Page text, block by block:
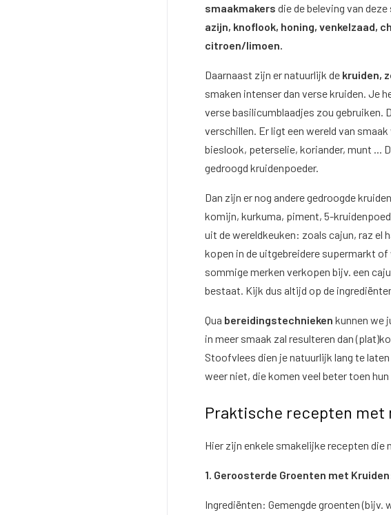
smaakmakers die de beleving van
azijn, knoflook, honing, venkelzaad,
citroen/limoen.
Daarnaast zijn er natuurlijk de kruiden,
smaken intenser dan verse kruiden. Je
verse basilicumblaadjes zou gebruiken.
verschillen. Er ligt een wereld van
bieslook, peterselie, koriander, munt ...
gedroogd kruidenpoeder.
Dan zijn er nog andere gedroogde
komijn, kurkuma, piment, 5-
uit de wereldkeuken: zoals cajun, raz el
kopen in de uitgebreidere supermarkt
sommige merken verkopen bijv. een
bestaat. Kijk dus altijd op de
Qua bereidingstechnieken kunnen we
in meer smaak zal resulteren dan
Stoofvlees dien je natuurlijk lang te
weer niet, die komen veel beter toen
Praktische recepten met
Hier zijn enkele smakelijke recepten
1. Geroosterde Groenten met
Ingrediënten: Gemengde groenten